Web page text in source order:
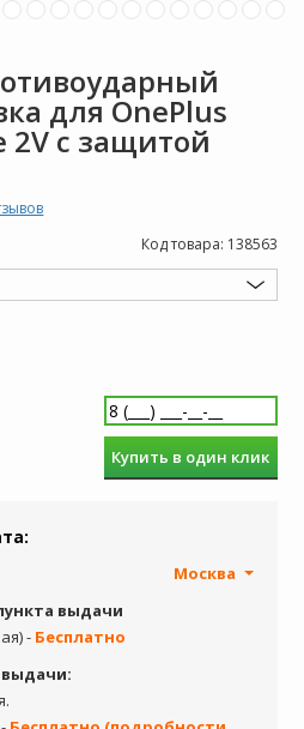
для OnePlus
2V с защитой
Код товара: 138563
Купить в один клик
Москва
выдачи
- Бесплатно
выдачи: